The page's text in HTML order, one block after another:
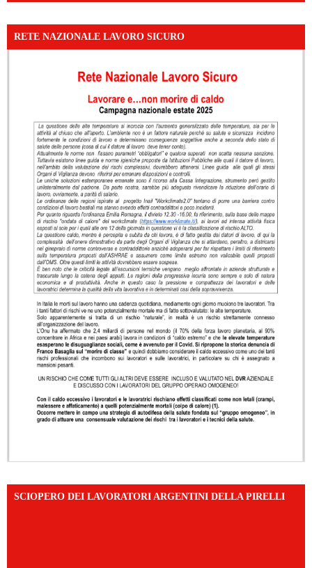
RETE NAZIONALE LAVORO SICURO
SCIOPERO DEI LAVORATORI ARGENTINI DELLA PIRELLI